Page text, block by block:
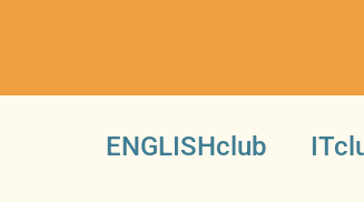
ENGLISHclub